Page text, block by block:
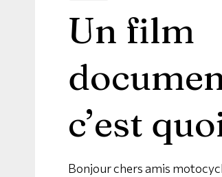
Un film
c’est
Bonjour chers amis